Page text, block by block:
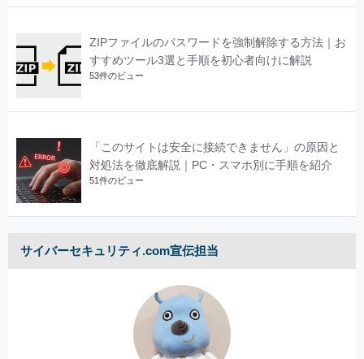
ZIPファイルのパスワードを強制解除する方法｜お
すすめツール3選と手順を初心者向けに解説
53件のビュー
「このサイトは安全に接続できません」の原因と
対処法を徹底解説｜PC・スマホ別に手順を紹介
51件のビュー
サイバーセキュリティ.com宣伝担当